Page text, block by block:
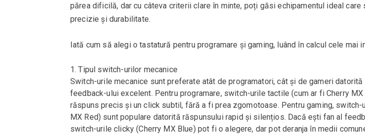
părea dificilă, dar cu câteva criterii clare în minte, poți găsi echipamentul ideal
precizie și durabilitate.
Iată cum să alegi o tastatură pentru programare și gaming, luând în calcul cele mai
Tipul switch-urilor mecanice
Switch-urile mecanice sunt preferate atât de programatori, cât și de gameri
feedback-ului excelent. Pentru programare, switch-urile tactile (cum ar fi Cherry
răspuns precis și un click subtil, fără a fi prea zgomotoase. Pentru gaming, switch-
MX Red) sunt populare datorită răspunsului rapid și silențios. Dacă ești fan al
switch-urile clicky (Cherry MX Blue) pot fi o alegere, dar pot deranja în medii